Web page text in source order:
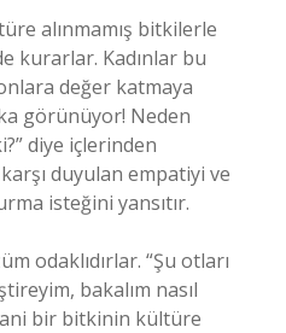
alınmamış bitkilerle
kurarlar. Kadınlar bu
değer katmaya
görünüyor! Neden
diye içlerinden
duyulan empatiyi ve
isteğini yansıtır.
odaklıdırlar. “Şu otları
bakalım nasıl
bir bitkinin kültüre